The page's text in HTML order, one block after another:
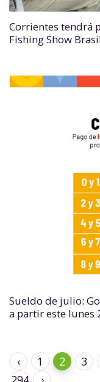
Corrientes tendrá
Fishing Show
Sueldo de julio:
a partir este lunes
‹ 1 2 3